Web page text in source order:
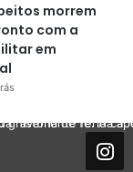
morrem
com a
em